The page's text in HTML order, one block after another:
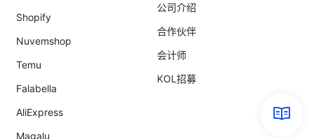
Shopify
Nuvemshop
Temu
Falabella
AliExpress
Magalu
公司介绍
合作伙伴
会计师
KOL招募